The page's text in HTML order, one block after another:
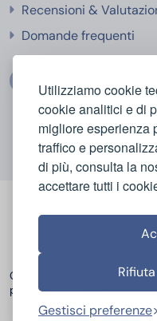
Utilizziamo cookie
cookie analitici e di
migliore esperienza
traffico e
di più, consulta la
accettare tutti i
Gestisci preferenze
Recensioni &
Domande frequenti
Categorie
popolari
Casa e Igiene
Elettronica